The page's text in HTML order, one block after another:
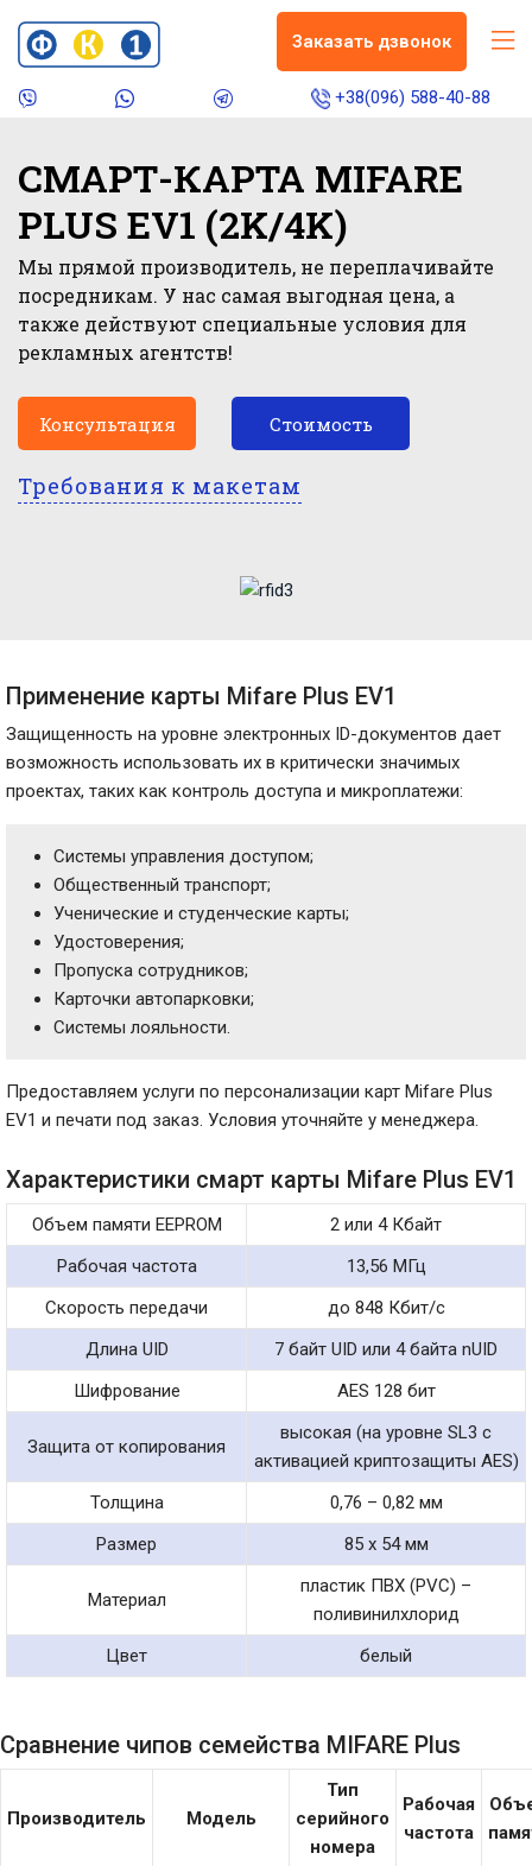
Заказать дзвонок
+38(096) 588-40-88
СМАРТ-КАРТА MIFARE
PLUS EV1 (2K/4K)
Мы прямой производитель, не переплачивайте
посредникам. У нас самая выгодная цена, а
также действуют специальные условия для
рекламных агентств!
Требования к макетам
Консультация Стоимость
Применение карты Mifare Plus EV1
Защищенность на уровне электронных ID-документов дает
возможность использовать их в критически значимых
проектах, таких как контроль доступа и микроплатежи:
Системы управления доступом;
Общественный транспорт;
Ученические и студенческие карты;
Удостоверения;
Пропуска сотрудников;
Карточки автопарковки;
Системы лояльности.
Предоставляем услуги по персонализации карт Mifare Plus
EV1 и печати под заказ. Условия уточняйте у менеджера.
Характеристики смарт карты Mifare Plus EV1
Объем памяти EEPROM
2 или 4 Кбайт
Рабочая частота
13,56 МГц
Скорость передачи
до 848 Кбит/с
Длина UID
7 байт UID или 4 байта nUID
Шифрование
AES 128 бит
Защита от копирования
высокая (на уровне SL3 с
активацией криптозащиты AES)
Толщина
0,76 – 0,82 мм
Размер
85 x 54 мм
Материал
пластик ПВХ (PVC) –
поливинилхлорид
Цвет
белый
Сравнение чипов семейства MIFARE Plus
Производитель Модель
Тип
серийного
номера
Рабочая
частота